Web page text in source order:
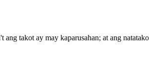
takot ay may kaparusahan; at ang